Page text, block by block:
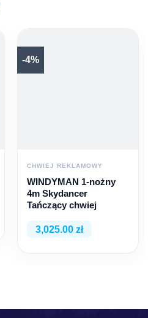
-4%
CHWIEJ REKLAMOWY
WINDYMAN 1-nożny
4m Skydancer
Tańczący chwiej
3,025.00 zł